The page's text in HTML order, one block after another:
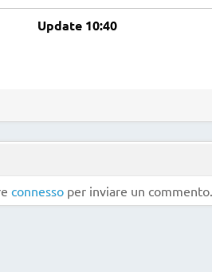
Update 10:40
connessoper inviare un commento.